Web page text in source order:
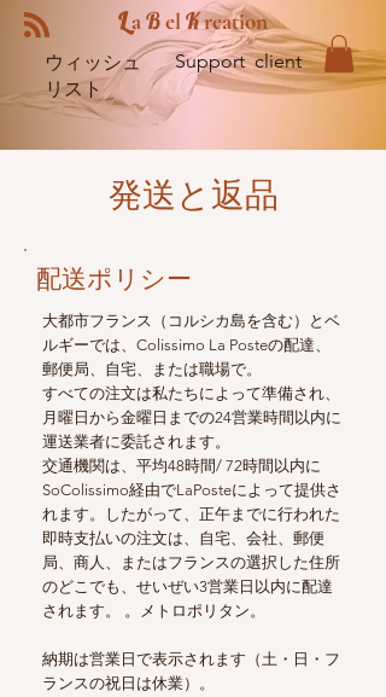
LaBel Kreation
ウィッシュ
リスト
Support client
発送と返品
配送ポリシー
大都市フランス（コルシカ島を含む）とベ
ルギーでは、Colissimo La Posteの配達、
郵便局、自宅、または職場で。
すべての注文は私たちによって準備され、
月曜日から金曜日までの24営業時間以内に
運送業者に委託されます。
交通機関は、平均48時間/ 72時間以内に
SoColissimo経由でLaPosteによって提供さ
れます。したがって、正午までに行われた
即時支払いの注文は、自宅、会社、郵便
局、商人、またはフランスの選択した住所
のどこでも、せいぜい3営業日以内に配達
されます。 。メトロポリタン。
納期は営業日で表示されます（土・日・フ
ランスの祝日は休業）。